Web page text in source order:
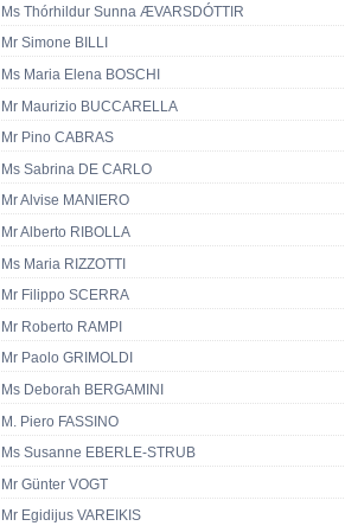
Ms Thórhildur Sunna ÆVARSDÓTTIR
Mr Simone BILLI
Ms Maria Elena BOSCHI
Mr Maurizio BUCCARELLA
Mr Pino CABRAS
Ms Sabrina DE CARLO
Mr Alvise MANIERO
Mr Alberto RIBOLLA
Ms Maria RIZZOTTI
Mr Filippo SCERRA
Mr Roberto RAMPI
Mr Paolo GRIMOLDI
Ms Deborah BERGAMINI
M. Piero FASSINO
Ms Susanne EBERLE-STRUB
Mr Günter VOGT
Mr Egidijus VAREIKIS